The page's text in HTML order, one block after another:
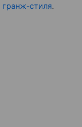
гранж-стиля.